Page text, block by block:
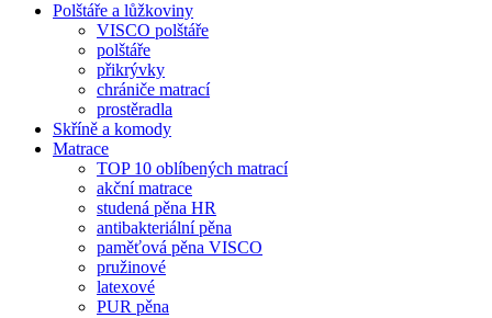
Polštáře a lůžkoviny
VISCO polštáře
polštáře
přikrývky
chrániče matrací
prostěradla
Skříně a komody
Matrace
TOP 10 oblíbených matrací
akční matrace
studená pěna HR
antibakteriální pěna
paměťová pěna VISCO
pružinové
latexové
PUR pěna